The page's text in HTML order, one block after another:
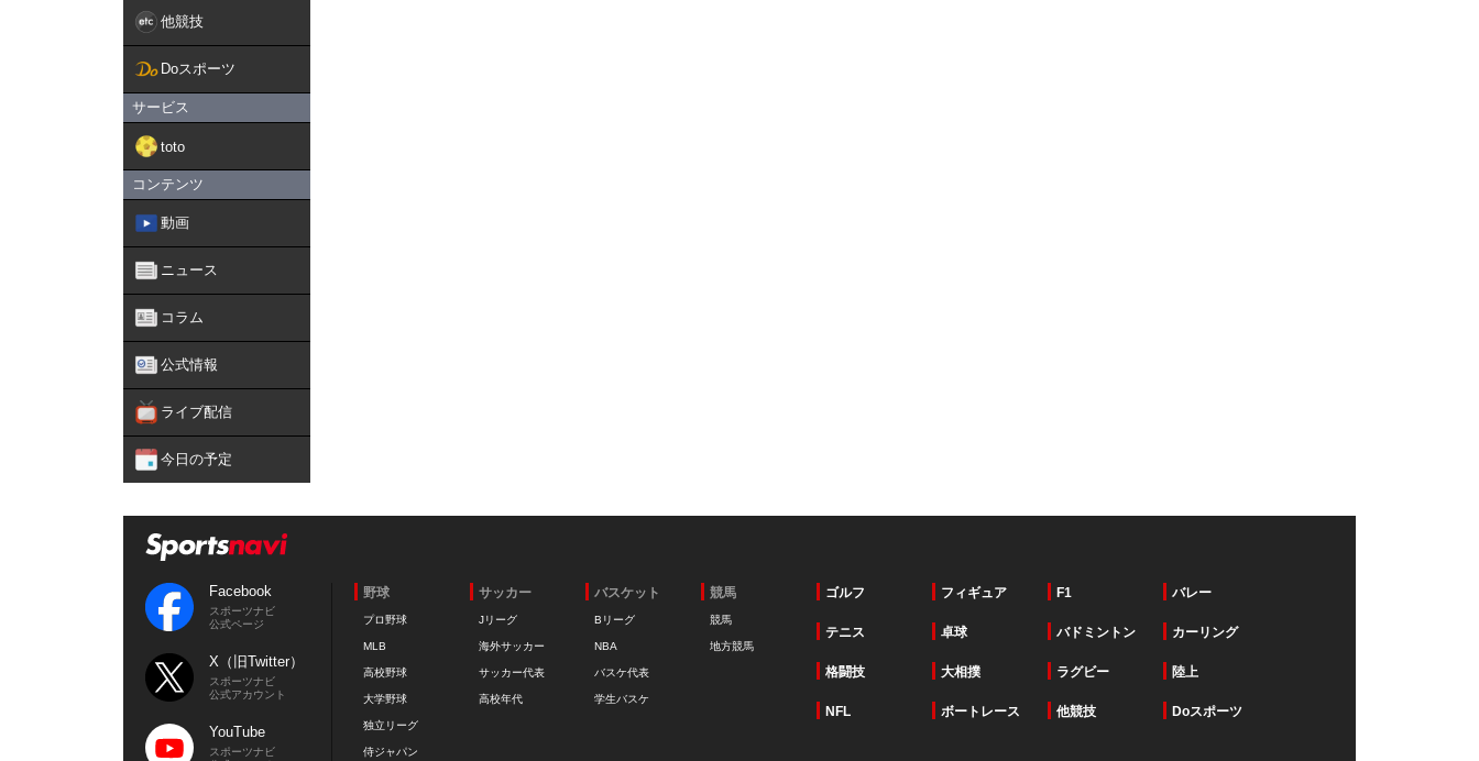
他競技
Doスポーツ
サービス
toto
コンテンツ
動画
ニュース
コラム
公式情報
ライブ配信
今日の予定
Facebook
スポーツナビ
公式ページ
X（旧Twitter）
スポーツナビ
公式アカウント
YouTube
スポーツナビ
野球
プロ野球
MLB
高校野球
大学野球
独立リーグ
侍ジャパン
サッカー
Jリーグ
海外サッカー
サッカー代表
高校年代
バスケット
Bリーグ
NBA
バスケ代表
学生バスケ
競馬
競馬
地方競馬
ゴルフ フィギュア F1 バレー
テニス 卓球 バドミントン カーリング
格闘技 大相撲 ラグビー 陸上
NFL ボートレース 他競技 Doスポーツ